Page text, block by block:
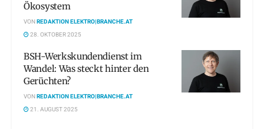
Ökosystem
VONREDAKTION ELEKTRO|BRANCHE.AT
28. OKTOBER 2025
BSH-Werkskundendienst im
Wandel: Was steckt hinter den
Gerüchten?
VONREDAKTION ELEKTRO|BRANCHE.AT
21. AUGUST 2025